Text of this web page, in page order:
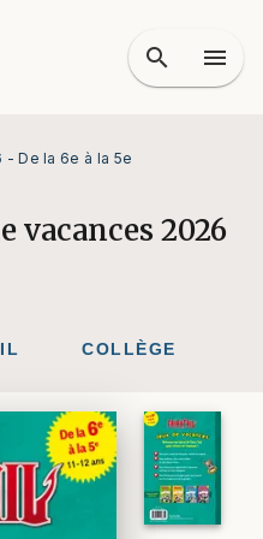
search menu
De la 6e à la 5e
vacances 2026
COLLÈGE